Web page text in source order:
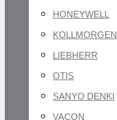
HONEYWELL
KOLLMORGEN
LIEBHERR
OTIS
SANYO DENKI
VACON